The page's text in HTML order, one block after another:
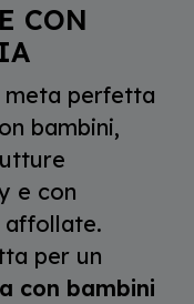
CON
meta perfetta
bambini,
e con
affollate.
per un
con bambini